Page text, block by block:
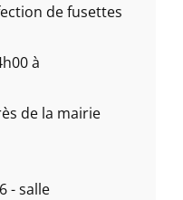
de fusettes
à
de la mairie
- salle